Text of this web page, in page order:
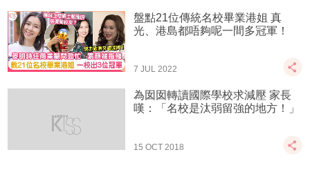
盤點21位傳統名校畢業港姐 真
光、港島都唔夠呢一間多冠軍！
7 JUL 2022
為囡囡轉讀國際學校求減壓 家長
嘆：「名校是汰弱留強的地方！」
15 OCT 2018